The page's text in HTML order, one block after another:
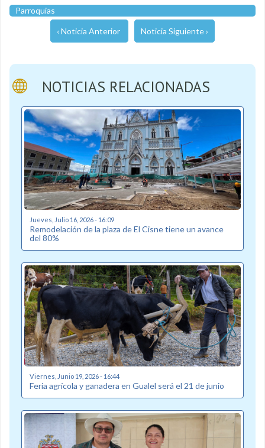
Parroquias
‹ Noticia Anterior Noticia Siguiente ›
NOTICIAS RELACIONADAS
Jueves, Julio 16, 2026 - 16:09
Remodelación de la plaza de El Cisne tiene un avance
del 80%
Viernes, Junio 19, 2026 - 16:44
Feria agrícola y ganadera en Gualel será el 21 de junio